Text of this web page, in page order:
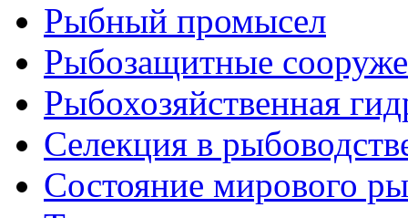
Рыбный промысел
Рыбозащитные
Рыбохозяйственная
Селекция в
Состояние мирового